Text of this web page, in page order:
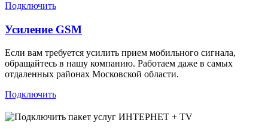
Подключить
Усиление GSM
Если вам требуется усилить прием мобильного сигнала,
обращайтесь в нашу компанию. Работаем даже в самых
отдаленных районах Московской области.
Подключить